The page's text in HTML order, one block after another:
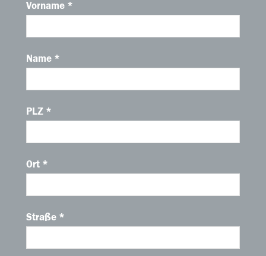
Vorname *
Name *
PLZ *
Ort *
Straße *